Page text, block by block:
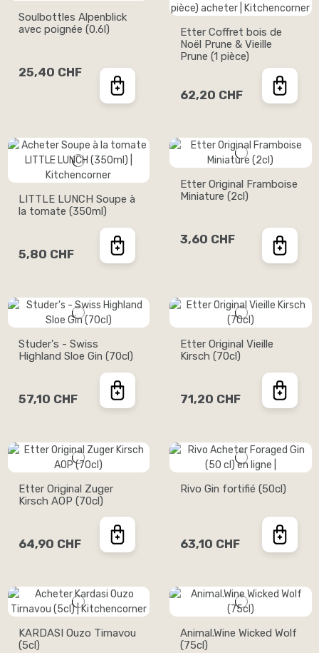
Soulbottles Alpenblick
avec poignée (0.6l)
25,40 CHF
Etter Coffret bois de
Noël Prune & Vieille
Prune (1 pièce)
62,20 CHF
LITTLE LUNCH Soupe à
la tomate (350ml)
5,80 CHF
Etter Original Framboise
Miniature (2cl)
3,60 CHF
Studer's - Swiss
Highland Sloe Gin (70cl)
57,10 CHF
Etter Original Vieille
Kirsch (70cl)
71,20 CHF
Etter Original Zuger
Kirsch AOP (70cl)
64,90 CHF
Rivo Gin fortifié (50cl)
63,10 CHF
KARDASI Ouzo Tirnavou
(5cl)
Animal.Wine Wicked Wolf
(75cl)